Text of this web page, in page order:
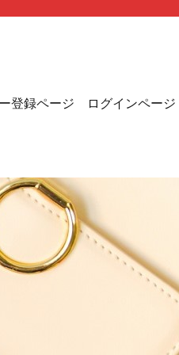
登録ページ ログインページ